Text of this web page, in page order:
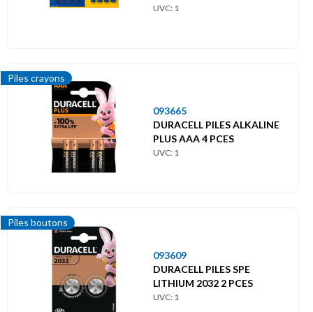
UVC: 1
Piles crayons
093665
DURACELL PILES ALKALINE
PLUS AAA 4 PCES
UVC: 1
Piles boutons
093609
DURACELL PILES SPE
LITHIUM 2032 2 PCES
UVC: 1